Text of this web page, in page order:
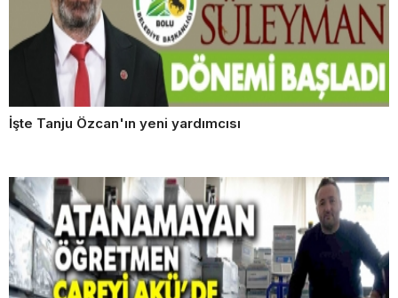
İşte Tanju Özcan'ın yeni yardımcısı